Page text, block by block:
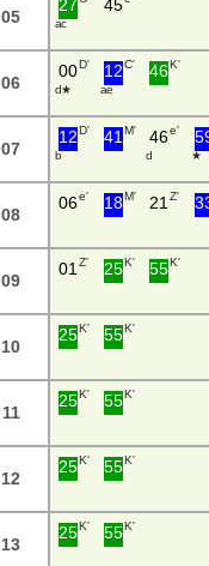
05
27
a c
45
06
00D'
d ★
12C'
a e
46K'
07
12D'
b
41 M' 46e'
d
★
08
06e' 18M' 21 Z'
09
01 Z' 25K' 55K'
10
25K' 55K'
11
25K' 55K'
12
25K' 55K'
13
25K' 55K'